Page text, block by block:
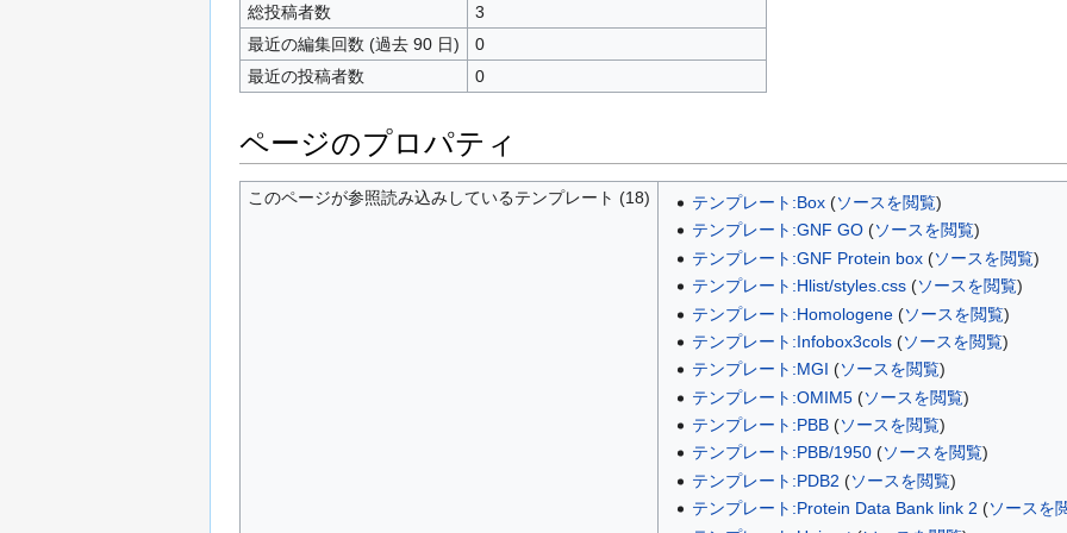
総投稿者数
3
最近の編集回数 (過去 90 日)
0
最近の投稿者数
0
ページのプロパティ
このページが参照読み込みしているテンプレート (18) テンプレート:Box(ソースを閲覧)
テンプレート:GNF GO(ソースを閲覧)
テンプレート:GNF Protein box(ソースを閲覧)
テンプレート:Hlist/styles.css(ソースを閲覧)
テンプレート:Homologene(ソースを閲覧)
テンプレート:Infobox3cols(ソースを閲覧)
テンプレート:MGI (ソースを閲覧)
テンプレート:OMIM5(ソースを閲覧)
テンプレート:PBB(ソースを閲覧)
テンプレート:PBB/1950(ソースを閲覧)
テンプレート:PDB2 (ソースを閲覧)
テンプレート:Protein Data Bank link 2 (ソースを